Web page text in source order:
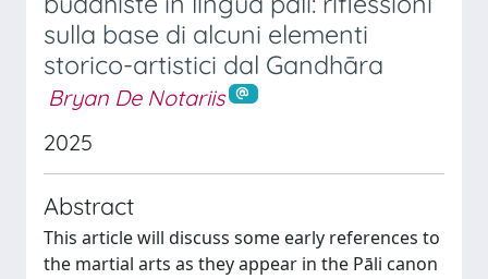
sulla base di alcuni elementi
storico-artistici dal Gandhāra
Bryan De Notariis
2025
Abstract
This article will discuss some early references to
the martial arts as they appear in the Pāli canon